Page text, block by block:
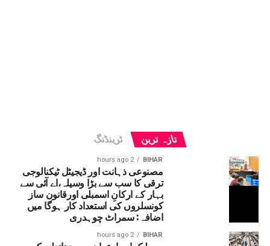
تازہ ترین ٹرینڈنگ
BIHAR
2 hours ago
مصنوعی ذہانت اور ڈیجیٹل ٹیکنالوجی
ترقی کا سب سے بڑا وسیلہ،اے آئی سے
بہار کے ارکانِ اسمبلی اورقانون ساز
کونسلروں کی استعداد کار ہوگا میں
اضافہ: سمراٹ چوہدری
BIHAR
2 hours ago